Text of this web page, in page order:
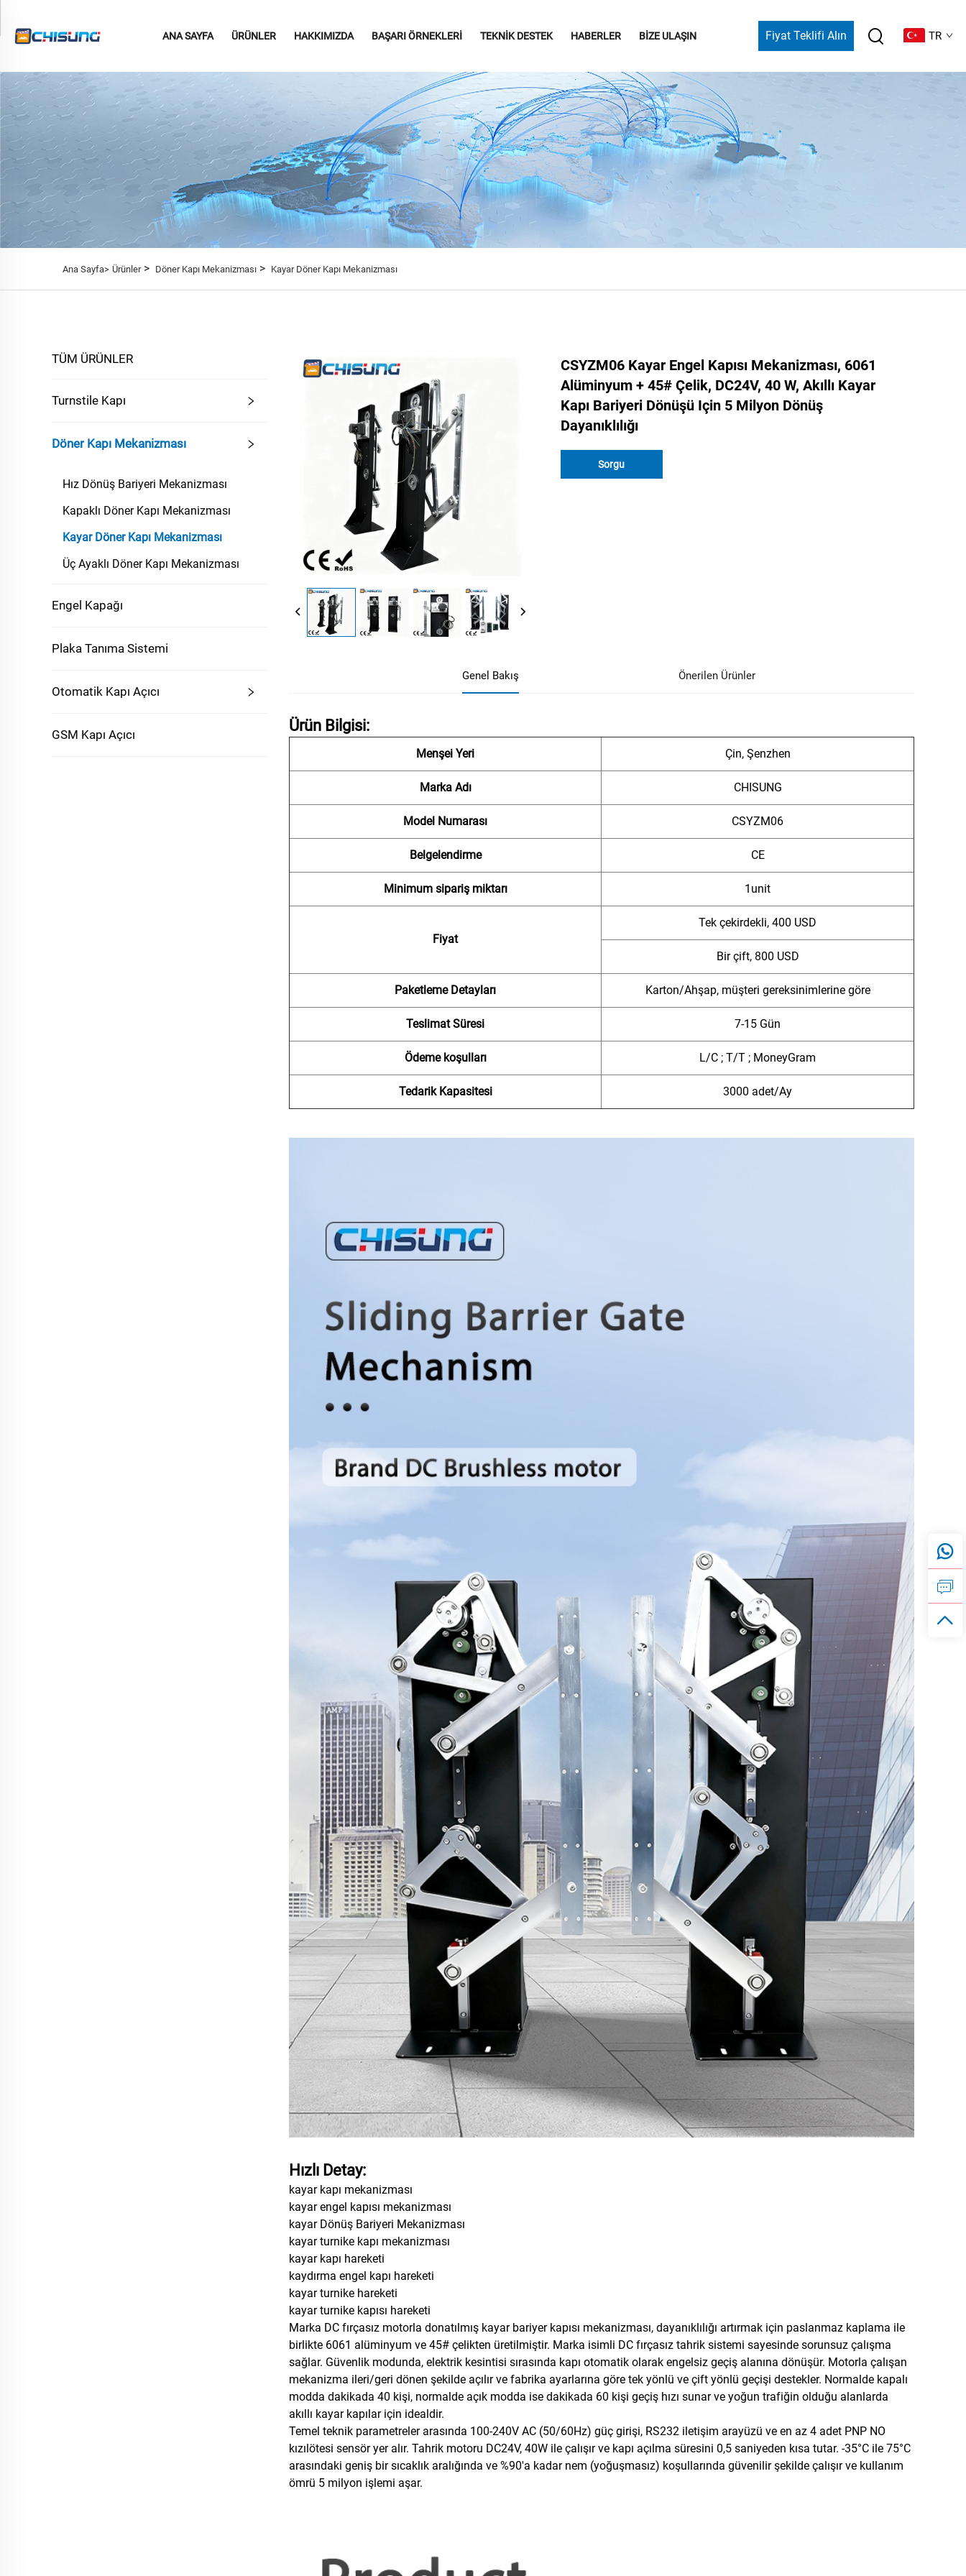
ANA SAYFA ÜRÜNLER HAKKIMIZDA BAŞARI ÖRNEKLERI TEKNIK DESTEK HABERLER BIZE ULAŞIN Fiyat Teklifi Alın TR
Ana Sayfa> Ürünler> Döner Kapı Mekanizması > Kayar Döner Kapı Mekanizması
TÜM ÜRÜNLER
Turnstile Kapı
Döner Kapı Mekanizması
Hız Dönüş Bariyeri Mekanizması
Kapaklı Döner Kapı Mekanizması
Kayar Döner Kapı Mekanizması
Üç Ayaklı Döner Kapı Mekanizması
Engel Kapağı
Plaka Tanıma Sistemi
Otomatik Kapı Açıcı
GSM Kapı Açıcı
CSYZM06 Kayar Engel Kapısı Mekanizması, 6061
Alüminyum + 45# Çelik, DC24V, 40 W, Akıllı Kayar
Kapı Bariyeri Dönüşü Için 5 Milyon Dönüş
Dayanıklılığı
Sorgu
Genel Bakış Önerilen Ürünler
Ürün Bilgisi:
Menşei Yeri Çin, Şenzhen
Marka Adı CHISUNG
Model Numarası CSYZM06
Belgelendirme CE
Minimum sipariş miktarı 1unit
Fiyat
Tek çekirdekli, 400 USD
Bir çift, 800 USD
Paketleme Detayları Karton/Ahşap, müşteri gereksinimlerine göre
Teslimat Süresi 7-15 Gün
Ödeme koşulları L/C ; T/T ; MoneyGram
Tedarik Kapasitesi 3000 adet/Ay
Hızlı Detay:
kayar kapı mekanizması
kayar engel kapısı mekanizması
kayar Dönüş Bariyeri Mekanizması
kayar turnike kapı mekanizması
kayar kapı hareketi
kaydırma engel kapı hareketi
kayar turnike hareketi
kayar turnike kapısı hareketi
Marka DC fırçasız motorla donatılmış kayar bariyer kapısı mekanizması, dayanıklılığı artırmak için paslanmaz kaplama ile
birlikte 6061 alüminyum ve 45# çelikten üretilmiştir. Marka isimli DC fırçasız tahrik sistemi sayesinde sorunsuz çalışma
sağlar. Güvenlik modunda, elektrik kesintisi sırasında kapı otomatik olarak engelsiz geçiş alanına dönüşür. Motorla çalışan
mekanizma ileri/geri dönen şekilde açılır ve fabrika ayarlarına göre tek yönlü ve çift yönlü geçişi destekler. Normalde kapalı
modda dakikada 40 kişi, normalde açık modda ise dakikada 60 kişi geçiş hızı sunar ve yoğun trafiğin olduğu alanlarda
akıllı kayar kapılar için idealdir.
Temel teknik parametreler arasında 100-240V AC (50/60Hz) güç girişi, RS232 iletişim arayüzü ve en az 4 adet PNP NO
kızılötesi sensör yer alır. Tahrik motoru DC24V, 40W ile çalışır ve kapı açılma süresini 0,5 saniyeden kısa tutar. -35°C ile 75°C
arasındaki geniş bir sıcaklık aralığında ve %90'a kadar nem (yoğuşmasız) koşullarında güvenilir şekilde çalışır ve kullanım
ömrü 5 milyon işlemi aşar.